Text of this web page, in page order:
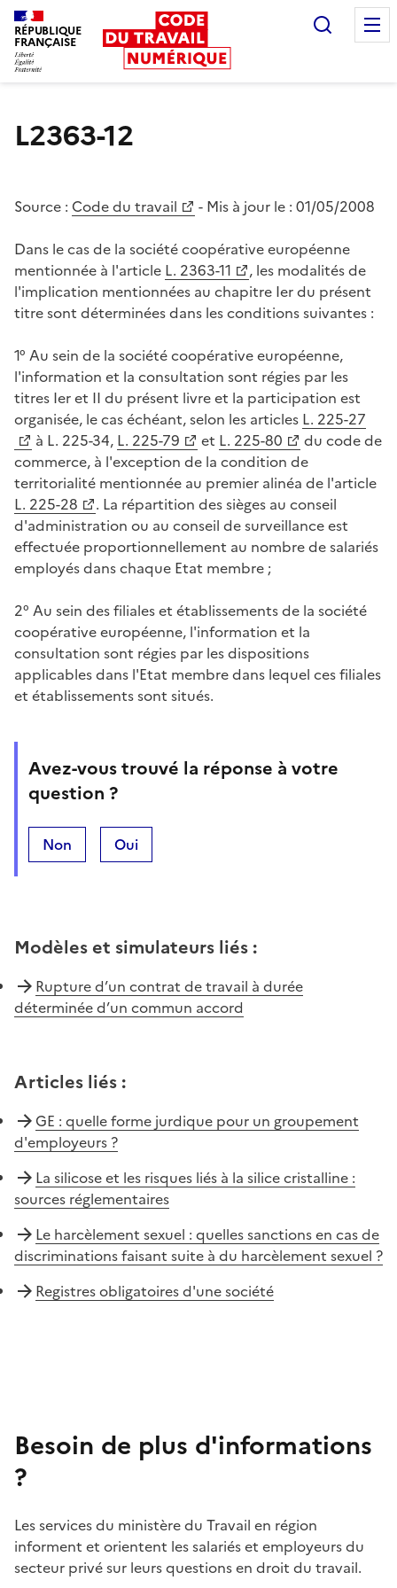
RÉPUBLIQUE
FRANÇAISE
L2363-12
Source : Code du travail - Mis à jour le : 01/05/2008
Dans le cas de la société coopérative européenne
mentionnée à l'article L. 2363-11
, les modalités de
l'implication mentionnées au chapitre Ier du présent
titre sont déterminées dans les conditions suivantes :
1° Au sein de la société coopérative européenne,
l'information et la consultation sont régies par les
titres Ier et II du présent livre et la participation est
organisée, le cas échéant, selon les articles L. 225-27
à L. 225-34, L. 225-79 et L. 225-80
du code de
commerce, à l'exception de la condition de
territorialité mentionnée au premier alinéa de l'article
L. 225-28
. La répartition des sièges au conseil
d'administration ou au conseil de surveillance est
effectuée proportionnellement au nombre de salariés
employés dans chaque Etat membre ;
2° Au sein des filiales et établissements de la société
coopérative européenne, l'information et la
consultation sont régies par les dispositions
applicables dans l'Etat membre dans lequel ces filiales
et établissements sont situés.
Avez-vous trouvé la réponse à votre
question ?
Non Oui
Modèles et simulateurs liés :
Rupture d’un contrat de travail à durée
déterminée d’un commun accord
Articles liés :
GE : quelle forme jurdique pour un groupement
d'employeurs ?
La silicose et les risques liés à la silice cristalline :
sources réglementaires
Le harcèlement sexuel : quelles sanctions en cas de
discriminations faisant suite à du harcèlement sexuel ?
Registres obligatoires d'une société
Besoin de plus d'informations
?
Les services du ministère du Travail en région
informent et orientent les salariés et employeurs du
secteur privé sur leurs questions en droit du travail.